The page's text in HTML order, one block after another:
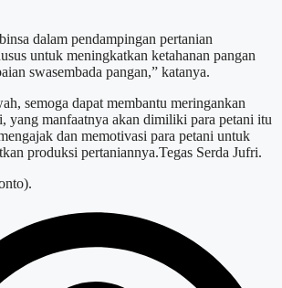
dalam pendampingan pertanian
untuk meningkatkan ketahanan pangan
swasembada pangan,” katanya.
semoga dapat membantu meringankan
yang manfaatnya akan dimiliki para petani itu
dan memotivasi para petani untuk
produksi pertaniannya.Tegas Serda Jufri.